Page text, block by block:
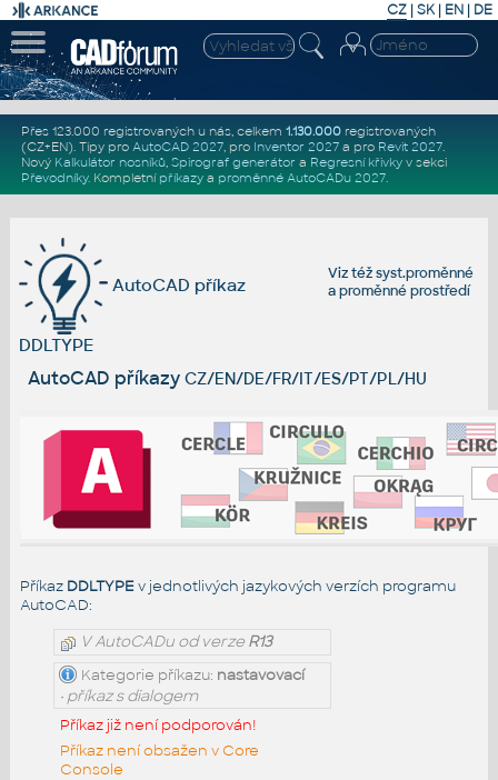
CZ | SK| EN | DE
Přes 123.000 registrovaných u nás, celkem 1.130.000registrovaných
(CZ+EN). Tipy pro AutoCAD 2027, pro Inventor 2027a pro Revit 2027.
Nový Kalkulátor nosníků, Spirograf generátor a Regresní křivkyv sekci
Převodníky. Kompletní příkazya proměnné AutoCADu 2027.
Viz téžsyst.proměnné
aproměnné prostředí
AutoCAD příkaz
DDLTYPE
AutoCAD příkazy CZ/EN/DE/FR/IT/ES/PT/PL/HU
Příkaz DDLTYPEv jednotlivých jazykových verzích programu
AutoCAD:
V AutoCADu od verzeR13
Kategorie příkazu: nastavovací
• příkaz s dialogem
Příkaz již není podporován!
Příkaz není obsažen v Core
Console